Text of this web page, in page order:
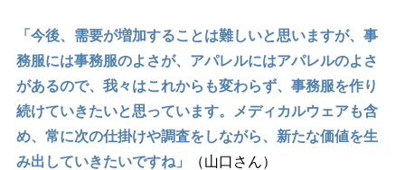
「今後、需要が増加することは難しいと思いますが、事
務服には事務服のよさが、アパレルにはアパレルのよさ
があるので、我々はこれからも変わらず、事務服を作り
続けていきたいと思っています。メディカルウェアも含
め、常に次の仕掛けや調査をしながら、新たな価値を生
み出していきたいですね」
（山口さん）